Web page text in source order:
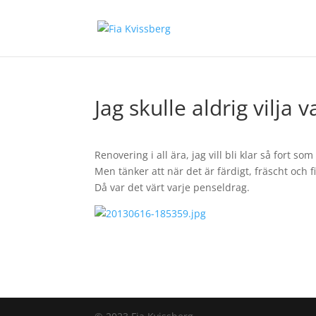
Jag skulle aldrig vilja
Renovering i all ära, jag vill bli klar så fort
Men tänker att när det är färdigt, fräscht och
Då var det värt varje penseldrag.